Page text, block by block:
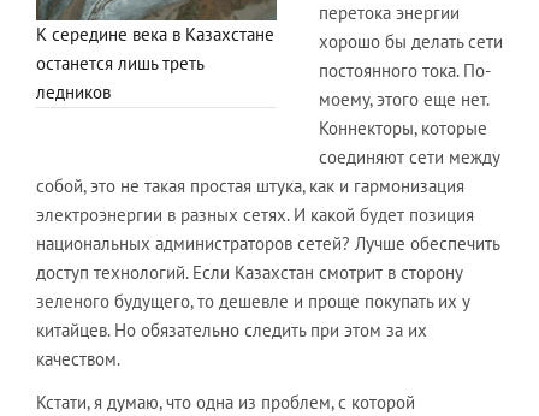
К середине века в Казахстане
останется лишь треть
ледников
перетока энергии
хорошо бы делать сети
постоянного тока. По-
моему, этого еще нет.
Коннекторы, которые
соединяют сети между
собой, это не такая простая штука, как и гармонизация
электроэнергии в разных сетях. И какой будет позиция
национальных администраторов сетей? Лучше обеспечить
доступ технологий. Если Казахстан смотрит в сторону
зеленого будущего, то дешевле и проще покупать их у
китайцев. Но обязательно следить при этом за их
качеством.
Кстати, я думаю, что одна из проблем, с которой